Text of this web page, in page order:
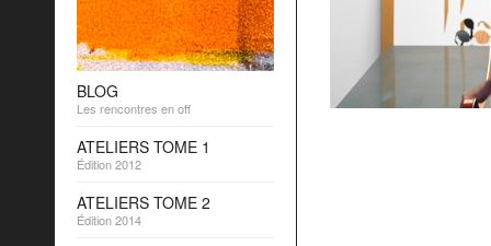
BLOG
Les rencontres en off
ATELIERS TOME 1
Édition 2012
ATELIERS TOME 2
Édition 2014